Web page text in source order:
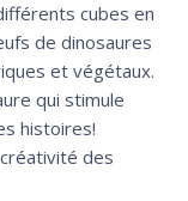
cubes en
de dinosaures
et végétaux.
qui stimule
histoires!
des